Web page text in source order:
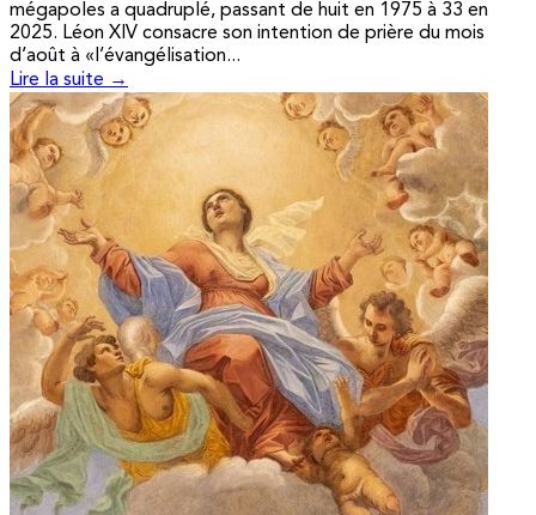
mégapoles a quadruplé, passant de huit en 1975 à 33 en
2025. Léon XIV consacre son intention de prière du mois
d’août à «l’évangélisation...
Lire la suite →